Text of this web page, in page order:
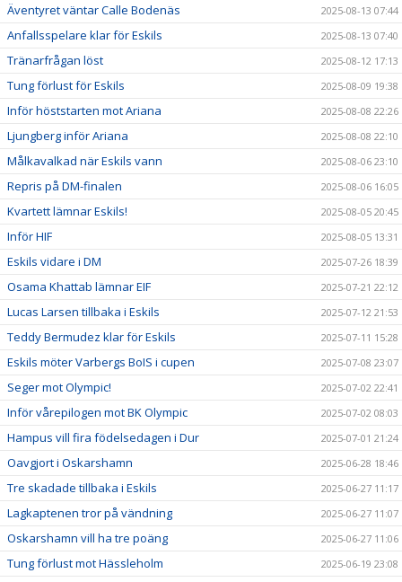
Äventyret väntar Calle Bodenäs 2025-08-13 07:44
Anfallsspelare klar för Eskils 2025-08-13 07:40
Tränarfrågan löst 2025-08-12 17:13
Tung förlust för Eskils 2025-08-09 19:38
Inför höststarten mot Ariana 2025-08-08 22:26
Ljungberg inför Ariana 2025-08-08 22:10
Målkavalkad när Eskils vann 2025-08-06 23:10
Repris på DM-finalen 2025-08-06 16:05
Kvartett lämnar Eskils! 2025-08-05 20:45
Inför HIF 2025-08-05 13:31
Eskils vidare i DM 2025-07-26 18:39
Osama Khattab lämnar EIF 2025-07-21 22:12
Lucas Larsen tillbaka i Eskils 2025-07-12 21:53
Teddy Bermudez klar för Eskils 2025-07-11 15:28
Eskils möter Varbergs BoIS i cupen 2025-07-08 23:07
Seger mot Olympic! 2025-07-02 22:41
Inför vårepilogen mot BK Olympic 2025-07-02 08:03
Hampus vill fira födelsedagen i Dur 2025-07-01 21:24
Oavgjort i Oskarshamn 2025-06-28 18:46
Tre skadade tillbaka i Eskils 2025-06-27 11:17
Lagkaptenen tror på vändning 2025-06-27 11:07
Oskarshamn vill ha tre poäng 2025-06-27 11:06
Tung förlust mot Hässleholm 2025-06-19 23:08